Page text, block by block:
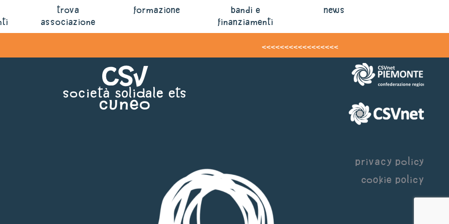
trova
associazione
formazione
bandi e
finanziamenti
news
<<<<<<<<<<<<<<<<<
privacy policy
cookie policy